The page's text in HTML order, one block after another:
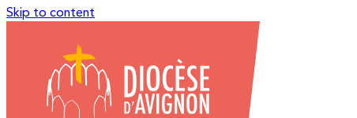
Skip to content